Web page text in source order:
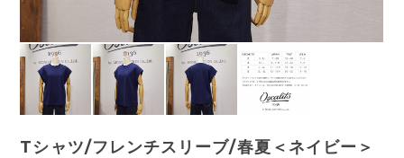
Tシャツ/フレンチスリーブ/春夏＜ネイビー＞